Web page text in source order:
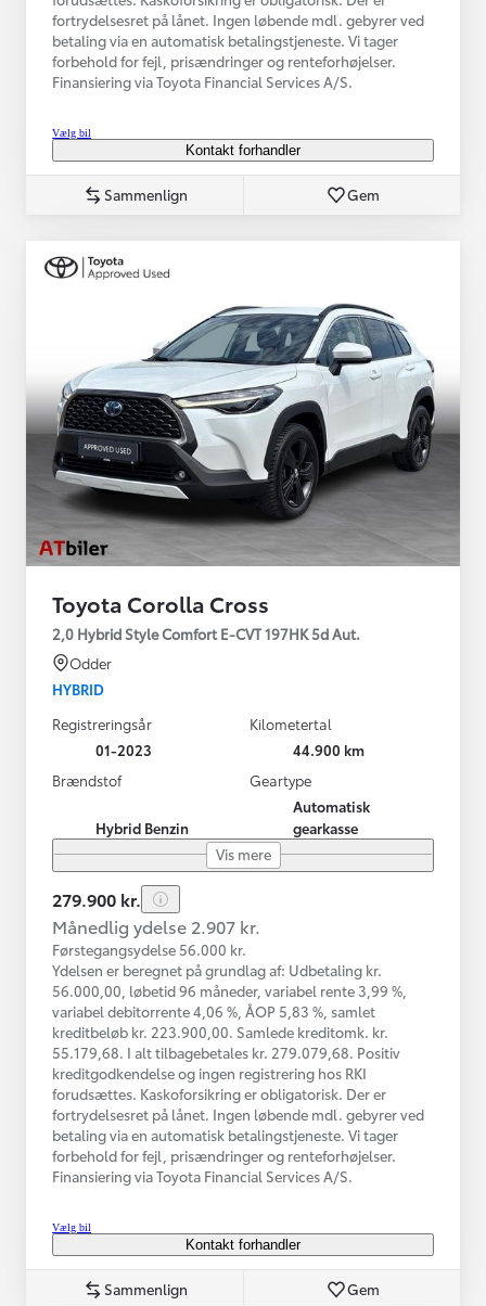
fortrydelsesret på lånet. Ingen løbende mdl. gebyrer ved
betaling via en automatisk betalingstjeneste. Vi tager
forbehold for fejl, prisændringer og renteforhøjelser.
Finansiering via Toyota Financial Services A/S.
Vælg bil
Kontakt forhandler
Sammenlign Gem
Toyota Corolla Cross
2,0 Hybrid Style Comfort E-CVT 197HK 5d Aut.
Odder
HYBRID
Registreringsår
01-2023
Kilometertal
44.900 km
Brændstof
Hybrid Benzin
Geartype
Automatisk
gearkasse
Vis mere
279.900 kr.
Månedlig ydelse 2.907 kr.
Førstegangsydelse 56.000 kr.
Ydelsen er beregnet på grundlag af: Udbetaling kr.
56.000,00, løbetid 96 måneder, variabel rente 3,99 %,
variabel debitorrente 4,06 %, ÅOP 5,83 %, samlet
kreditbeløb kr. 223.900,00. Samlede kreditomk. kr.
55.179,68. I alt tilbagebetales kr. 279.079,68. Positiv
kreditgodkendelse og ingen registrering hos RKI
forudsættes. Kaskoforsikring er obligatorisk. Der er
fortrydelsesret på lånet. Ingen løbende mdl. gebyrer ved
betaling via en automatisk betalingstjeneste. Vi tager
forbehold for fejl, prisændringer og renteforhøjelser.
Finansiering via Toyota Financial Services A/S.
Vælg bil
Kontakt forhandler
Sammenlign Gem